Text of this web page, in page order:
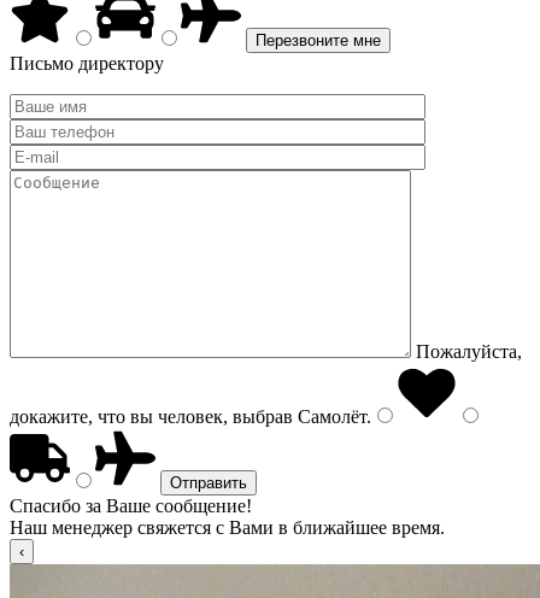
Письмо директору
Пожалуйста,
докажите, что вы человек, выбрав Самолёт.
Спасибо за Ваше сообщение!
Наш менеджер свяжется с Вами в ближайшее время.